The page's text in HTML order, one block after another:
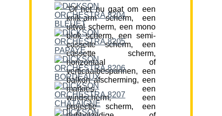
“Of het nu gaat om een
knik-arm scherm, een
uitval scherm, een mono
blok scherm, een semi-
cassette scherm, een
cassette scherm,
horizontaal of
verticaalbespannen, een
balkon afscherming, een
markies, een
windscherm, een
projectie scherm, een